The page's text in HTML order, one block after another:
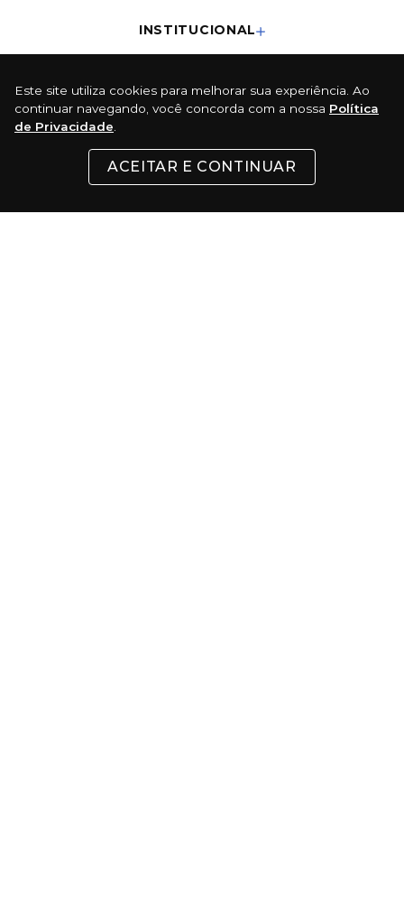
Este site utiliza cookies para melhorar sua experiência. Ao
continuar navegando, você concorda com a nossa Política
de Privacidade
ACEITAR E CONTINUAR
INSTITUCIONAL
SUPORTE